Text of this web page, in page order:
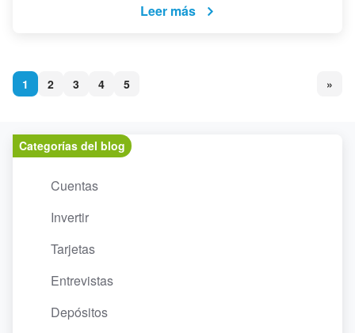
Leer más
1 2 3 4 5 »
Categorías del blog
Cuentas
Invertir
Tarjetas
Entrevistas
Depósitos